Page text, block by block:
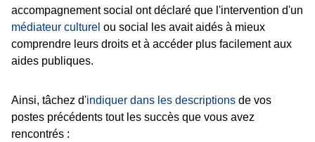
accompagnement social ont déclaré que l'intervention d'un
médiateur culturel ou social les avait aidés à mieux
comprendre leurs droits et à accéder plus facilement aux
aides publiques.
Ainsi, tâchez d'indiquer dans les descriptions de vos
postes précédents tout les succès que vous avez
rencontrés :